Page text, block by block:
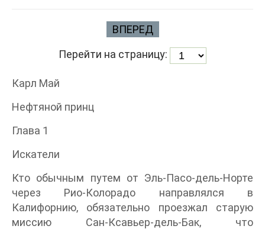
ВПЕРЕД
Перейти на страницу:
Карл Май
Нефтяной принц
Глава 1
Искатели
Кто обычным путем от Эль-Пасо-дель-Норте
через Рио-Колорадо направлялся в
Калифорнию, обязательно проезжал старую
миссию Сан-Ксавьер-дель-Бак, что